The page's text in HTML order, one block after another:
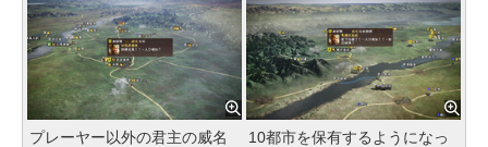
プレーヤー以外の君主の威名
10都市を保有するようになっ